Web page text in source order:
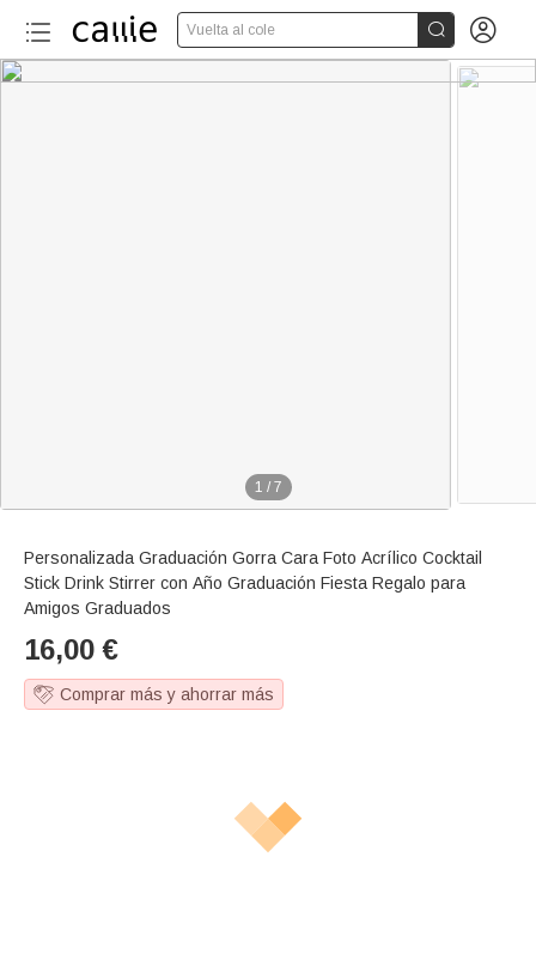
Vuelta al cole  
1 / 7
Personalizada Graduación Gorra Cara Foto Acrílico Cocktail
Stick Drink Stirrer con Año Graduación Fiesta Regalo para
Amigos Graduados
16,00 €
Comprar más y ahorrar más